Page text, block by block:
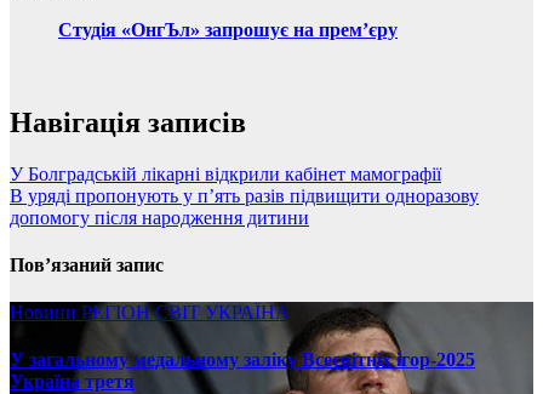
Студія «ОнгЪл» запрошує на прем’єру
Навігація записів
У Болградській лікарні відкрили кабінет мамографії
В уряді пропонують у п’ять разів підвищити одноразову
допомогу після народження дитини
Пов’язаний запис
Новини РЕГІОНСВІТ УКРАЇНА
У загальному медальному заліку Всесвітніх ігор-2025
Україна третя